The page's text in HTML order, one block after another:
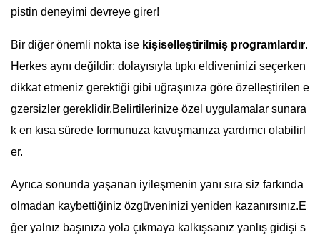
pistin deneyimi devreye girer!
Bir diğer önemli nokta ise kişiselleştirilmiş programlardır.
Herkes aynı değildir; dolayısıyla tıpkı eldiveninizi seçerken
dikkat etmeniz gerektiği gibi uğraşınıza göre özelleştirilen e
gzersizler gereklidir.Belirtilerinize özel uygulamalar sunara
k en kısa sürede formunuza kavuşmanıza yardımcı olabilirl
er.
Ayrıca sonunda yaşanan iyileşmenin yanı sıra siz farkında
olmadan kaybettiğiniz özgüveninizi yeniden kazanırsınız.E
ğer yalnız başınıza yola çıkmaya kalkışsanız yanlış gidişi s